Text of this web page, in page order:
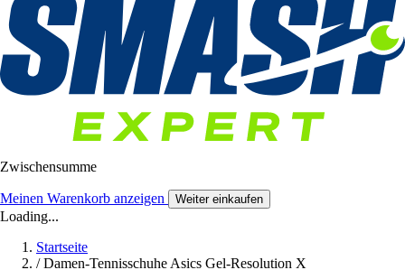
Zwischensumme
Meinen Warenkorb anzeigen Weiter einkaufen
Loading...
Startseite
/ Damen-Tennisschuhe Asics Gel-Resolution X